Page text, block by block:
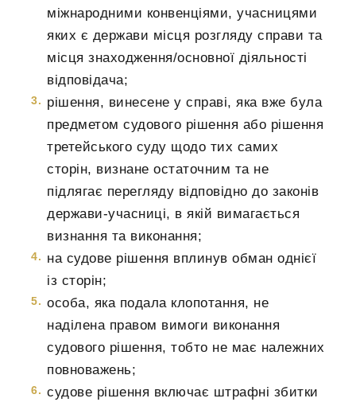
міжнародними конвенціями, учасницями
яких є держави місця розгляду справи та
місця знаходження/основної діяльності
відповідача;
рішення, винесене у справі, яка вже була
предметом судового рішення або рішення
третейського суду щодо тих самих
сторін, визнане остаточним та не
підлягає перегляду відповідно до законів
держави-учасниці, в якій вимагається
визнання та виконання;
на судове рішення вплинув обман однієї
із сторін;
особа, яка подала клопотання, не
наділена правом вимоги виконання
судового рішення, тобто не має належних
повноважень;
судове рішення включає штрафні збитки